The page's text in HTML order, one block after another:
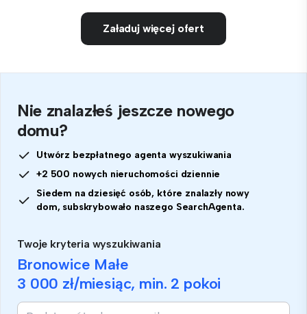
Załaduj więcej ofert
Nie znalazłeś jeszcze nowego
domu?
Utwórz bezpłatnego agenta wyszukiwania
+2 500 nowych nieruchomości dziennie
Siedem na dziesięć osób, które znalazły nowy
dom, subskrybowało naszego SearchAgenta.
Twoje kryteria wyszukiwania
Bronowice Małe
3 000 zł/miesiąc, min. 2 pokoi
Jeśli